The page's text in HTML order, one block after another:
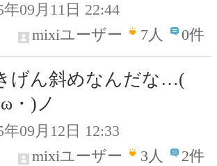
年09月11日 22:44
mixiユーザー
7人 0件
げん斜めなんだな…(
・)ノ
年09月12日 12:33
mixiユーザー
3人 2件